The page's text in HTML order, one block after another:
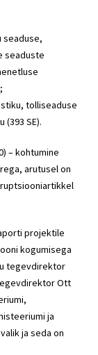
seaduse,
seaduste
tolliseaduse
SE).
– kohtumine
arutusel on
projektile
kogumisega
tegevdirektor
Ott
ja
ja seda on